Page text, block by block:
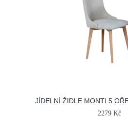
JÍDELNÍ ŽIDLE MONTI 5
2279 Kč